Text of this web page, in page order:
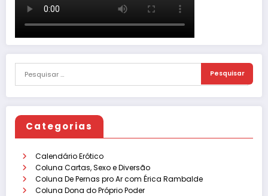
Categorias
Calendário Erótico
Coluna Cartas, Sexo e Diversão
Coluna De Pernas pro Ar com Érica Rambalde
Coluna Dona do Próprio Poder